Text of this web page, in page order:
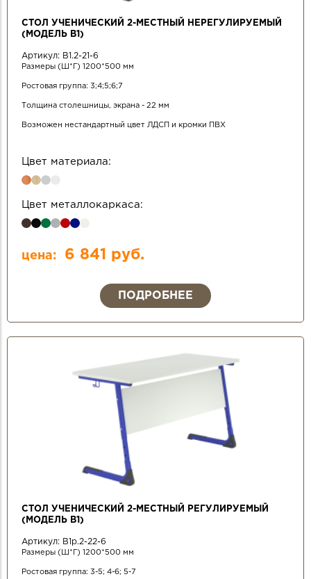
СТОЛ УЧЕНИЧЕСКИЙ 2-МЕСТНЫЙ НЕРЕГУЛИРУЕМЫЙ
(МОДЕЛЬ В1)
Артикул: В1.2-21-6
Размеры (Ш*Г) 1200*500 мм
Ростовая группа: 3;4;5;6;7
Толщина столешницы, экрана - 22 мм
Возможен нестандартный цвет ЛДСП и кромки ПВХ
Цвет материала:
Цвет металлокаркаса:
цена: 6 841 руб.
ПОДРОБНЕЕ
СТОЛ УЧЕНИЧЕСКИЙ 2-МЕСТНЫЙ РЕГУЛИРУЕМЫЙ
(МОДЕЛЬ В1)
Артикул: В1р.2-22-6
Размеры (Ш*Г) 1200*500 мм
Ростовая группа: 3-5; 4-6; 5-7